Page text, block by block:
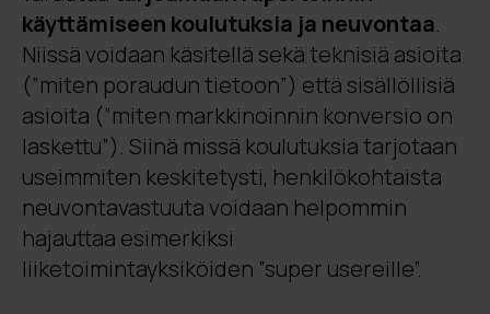
käyttämiseen koulutuksia ja neuvontaa.
Niissä voidaan käsitellä sekä teknisiä asioita
(”miten poraudun tietoon”) että sisällöllisiä
asioita (”miten markkinoinnin konversio on
laskettu”). Siinä missä koulutuksia tarjotaan
useimmiten keskitetysti, henkilökohtaista
neuvontavastuuta voidaan helpommin
hajauttaa esimerkiksi
liiketoimintayksiköiden ”super usereille”.